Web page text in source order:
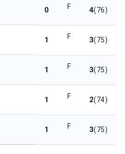
0 F 4(76)
1 F 3(75)
1 F 3(75)
1 F 2(74)
1 F 3(75)